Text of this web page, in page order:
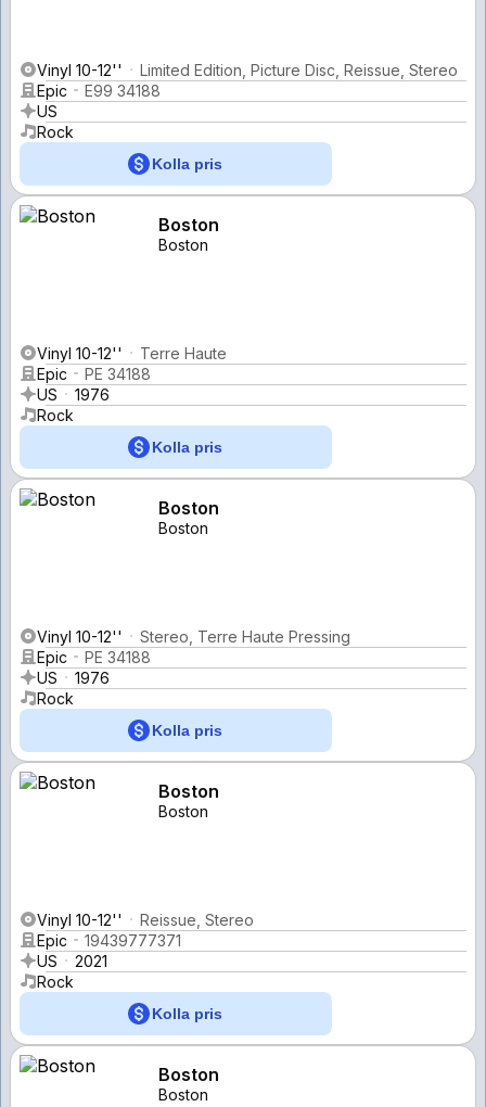
Vinyl 10-12''
Limited Edition, Picture Disc, Reissue, Stereo
Epic
E99 34188
US
Rock
Kolla pris
Boston
Boston
Vinyl 10-12''
Terre Haute
Epic
PE 34188
US
1976
Rock
Kolla pris
Boston
Boston
Vinyl 10-12''
Stereo, Terre Haute Pressing
Epic
PE 34188
US
1976
Rock
Kolla pris
Boston
Boston
Vinyl 10-12''
Reissue, Stereo
Epic
19439777371
US
2021
Rock
Kolla pris
Boston
Boston